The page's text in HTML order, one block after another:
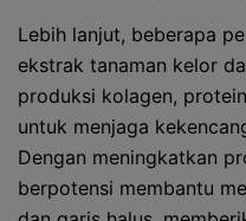
Lebih lanjut, beberapa
ekstrak tanaman kelor
produksi kolagen,
untuk menjaga
Dengan meningkatkan
berpotensi membantu